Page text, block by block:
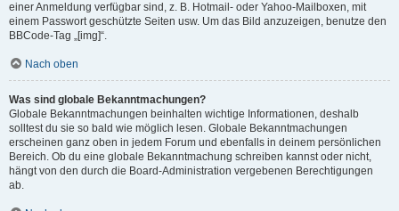
einer Anmeldung verfügbar sind, z. B. Hotmail- oder Yahoo-Mailboxen, mit
einem Passwort geschützte Seiten usw. Um das Bild anzuzeigen, benutze den
BBCode-Tag „[img]“.
Nach oben
Was sind globale Bekanntmachungen?
Globale Bekanntmachungen beinhalten wichtige Informationen, deshalb
solltest du sie so bald wie möglich lesen. Globale Bekanntmachungen
erscheinen ganz oben in jedem Forum und ebenfalls in deinem persönlichen
Bereich. Ob du eine globale Bekanntmachung schreiben kannst oder nicht,
hängt von den durch die Board-Administration vergebenen Berechtigungen
ab.